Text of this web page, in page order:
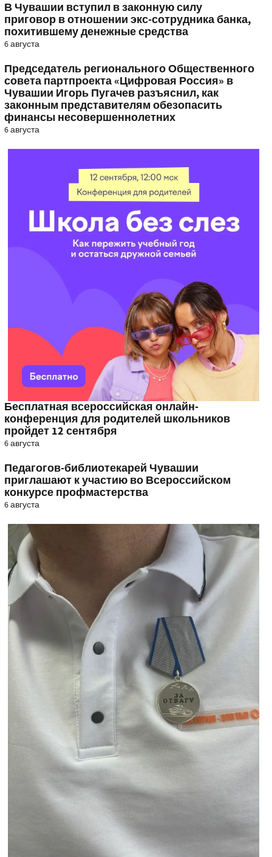
В Чувашии вступил в законную силу
приговор в отношении экс-сотрудника банка,
похитившему денежные средства
6 августа
Председатель регионального Общественного
совета партпроекта «Цифровая Россия» в
Чувашии Игорь Пугачев разъяснил, как
законным представителям обезопасить
финансы несовершеннолетних
6 августа
Бесплатная всероссийская онлайн-
конференция для родителей школьников
пройдет 12 сентября
6 августа
Педагогов-библиотекарей Чувашии
приглашают к участию во Всероссийском
конкурсе профмастерства
6 августа